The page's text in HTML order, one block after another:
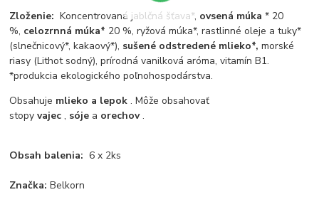
Zloženie: Koncentrovaná jablčná šťava*, ovsená múka * 20
%, celozrnná múka* 20 %, ryžová múka*, rastlinné oleje a tuky*
(slnečnicový*, kakaový*), sušené odstredené mlieko*, morské
riasy (Lithot sodný), prírodná vanilková aróma, vitamín B1.
*produkcia ekologického poľnohospodárstva.
Obsahuje mlieko a lepok . Môže obsahovať
stopyvajec , sóje a orechov.
Obsah balenia: 6 x 2ks
Značka: Belkorn